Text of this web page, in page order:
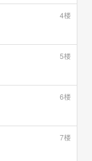
4楼
5楼
6楼
7楼